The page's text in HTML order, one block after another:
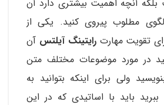
آنچه اهمیت بیشتری دارد آن
مطلوب پیروی کنید. یکی از
تقویت مهارت رایتینگ آیلتس آن
در مورد موضوعات مختلف متن
ولی برای اینکه بتوانید به
باید با اساتیدی که در این